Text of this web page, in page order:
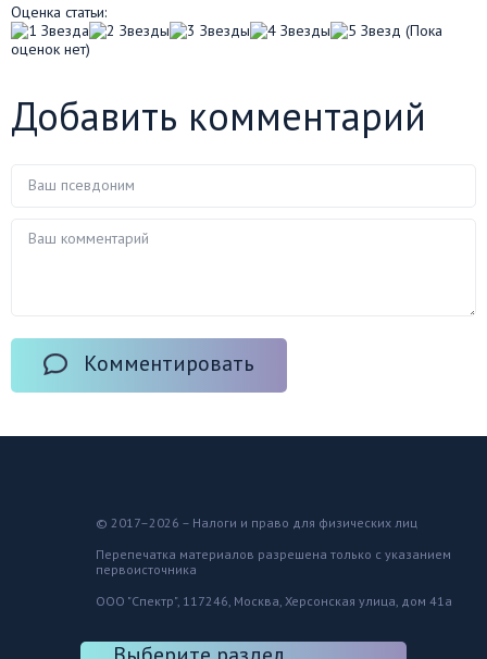
Оценка статьи:
(Пока
оценок нет)
Добавить комментарий
Комментировать
© 2017–2026 – Налоги и право для физических лиц
Перепечатка материалов разрешена только с указанием
первоисточника
ООО "Спектр", 117246, Москва, Херсонская улица, дом 41а